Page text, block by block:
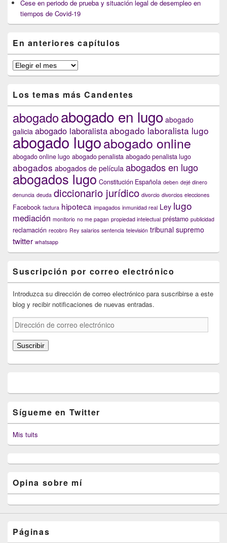
Cese en periodo de prueba y situación legal de desempleo en
tiempos de Covid-19
En anteriores capítulos
En
anteriores
Los temas más Candentes
abogadoabogado en lugo abogado
galicia abogado laboralistaabogado laboralista lugo
abogado lugoabogado online
abogado online lugo abogado penalista abogado penalista lugo
abogados abogados de película abogados en lugo
abogados lugo Constitución Española deben dejé dinero
denuncia deuda diccionario jurídico divorcio divorcios elecciones
Facebook factura hipoteca impagados inmunidad real Ley lugo
mediación monitorio no me pagan propiedad intelectual préstamo publicidad
reclamación recobro Rey salarios sentencia televisión tribunal supremo
twitter whatsapp
Suscripción por correo electrónico
Introduzca su dirección de correo electrónico para suscribirse a este
blog y recibir notificaciones de nuevas entradas.
Dirección
de
correo
electrónico
Suscribir
Sígueme en Twitter
Mis tuits
Opina sobre mí
Páginas